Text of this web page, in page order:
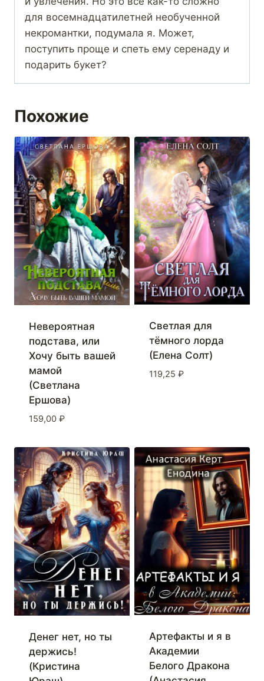
для восемнадцатилетней необученной
некромантки, подумала я. Может,
поступить проще и спеть ему серенаду и
подарить букет?
Похожие
Невероятная
подстава, или
Хочу быть вашей
мамой
(Светлана
Ершова)
159,00 ₽
Светлая для
тёмного лорда
(Елена Солт)
119,25 ₽
Денег нет, но ты
держись!
(Кристина
Артефакты и я в
Академии
Белого Дракона